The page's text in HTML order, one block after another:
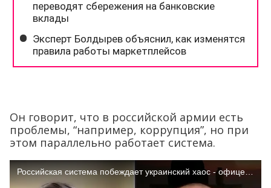
Он говорит, что в российской армии есть
проблемы, “например, коррупция”, но при
этом параллельно работает система.